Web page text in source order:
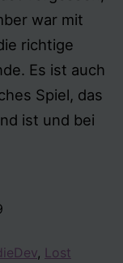
war mit
richtige
Es ist auch
Spiel, das
ist und bei
, Lost